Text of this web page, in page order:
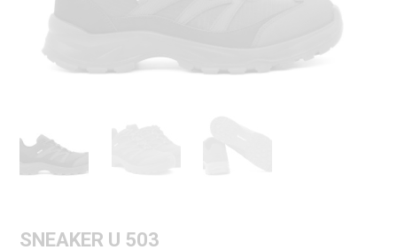
SNEAKER U 503